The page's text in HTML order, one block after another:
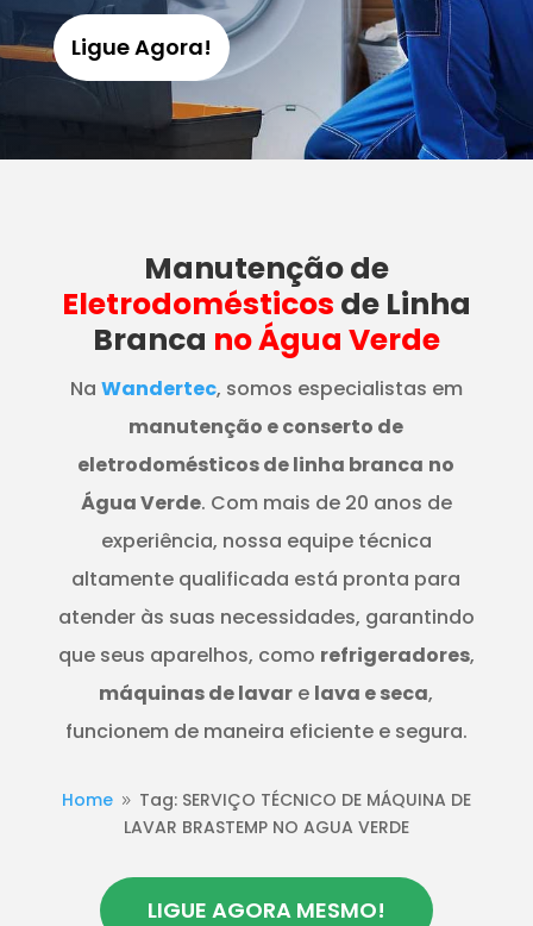
Ligue Agora!
Manutençãode
Eletrodomésticos de Linha
Branca no Água Verde
Na Wandertec, somos especialistas em
manutenção e conserto de
eletrodomésticos de linha branca no
Água Verde. Com mais de 20 anos de
experiência, nossa equipe técnica
altamente qualificada está pronta para
atender às suas necessidades, garantindo
que seus aparelhos, como refrigeradores,
máquinas de lavar e lava e seca,
funcionem de maneira eficiente e segura.
Home 9 Tag: SERVIÇO TÉCNICO DE MÁQUINA DE
LAVAR BRASTEMP NO AGUA VERDE
LIGUE AGORA MESMO!